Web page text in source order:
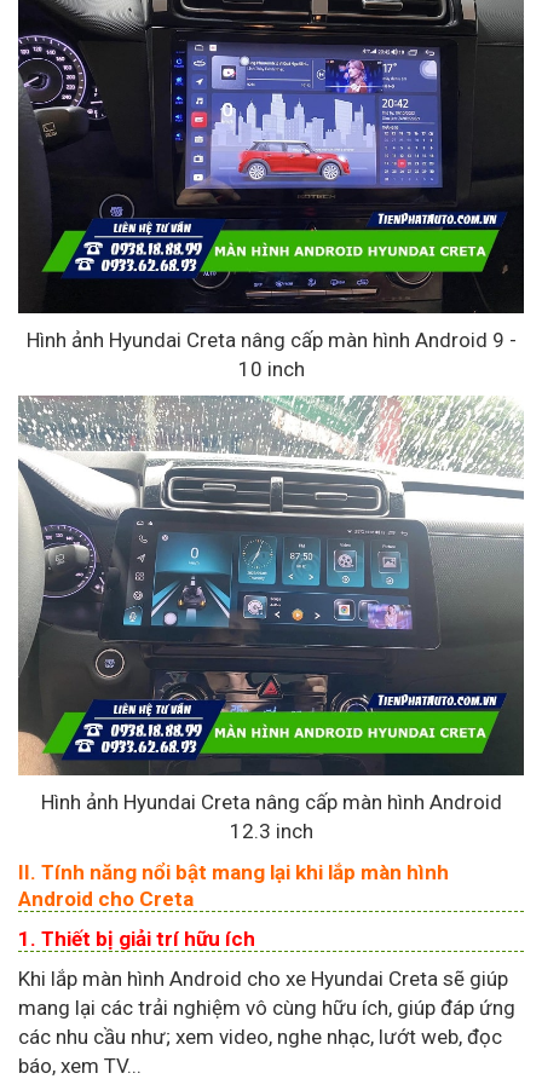
Hình ảnh Hyundai Creta nâng cấp màn hình Android 9 -
10 inch
Hình ảnh Hyundai Creta nâng cấp màn hình Android
12.3 inch
II. Tính năng nổi bật mang lại khi lắp màn hình
Android cho Creta
1. Thiết bị giải trí hữu ích
Khi lắp màn hình Android cho xe Hyundai Creta sẽ giúp
mang lại các trải nghiệm vô cùng hữu ích, giúp đáp ứng
các nhu cầu như; xem video, nghe nhạc, lướt web, đọc
báo, xem TV...